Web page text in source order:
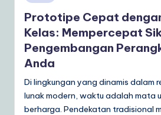
in
Prototipe Cepat
Kelas: Mempercepat
Pengembangan
Anda
Di lingkungan yang dinamis dalam
lunak modern, waktu adalah mata
berharga. Pendekatan tradisional